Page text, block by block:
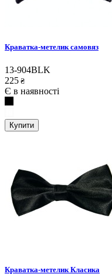
Краватка-метелик самовяз
13-904BLK
225 ₴
Є в наявності
Купити
Краватка-метелик Класика